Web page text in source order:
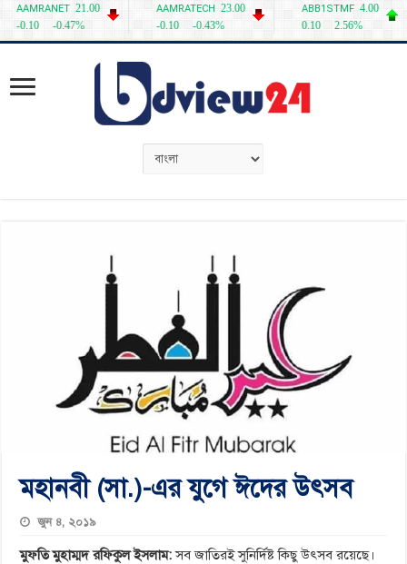
মহানবী (সা.)-এর যুগে ঈদের উৎসব
জুন ৪, ২০১৯
মুফতি মুহাম্মদ রফিকুল ইসলাম:সব জাতিরই সুনির্দিষ্ট কিছু উৎসব রয়েছে।